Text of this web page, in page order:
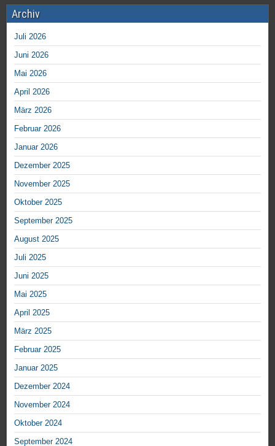
Archiv
Juli 2026
Juni 2026
Mai 2026
April 2026
März 2026
Februar 2026
Januar 2026
Dezember 2025
November 2025
Oktober 2025
September 2025
August 2025
Juli 2025
Juni 2025
Mai 2025
April 2025
März 2025
Februar 2025
Januar 2025
Dezember 2024
November 2024
Oktober 2024
September 2024